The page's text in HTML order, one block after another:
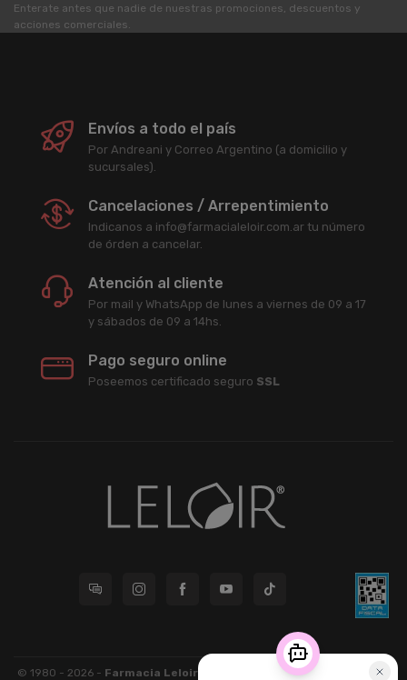
Enterate antes que nadie de nuestras promociones, descuentos y
acciones comerciales.
Envíos a todo el país
Por Andreani y Correo Argentino (a domicilio y
sucursales).
Cancelaciones / Arrepentimiento
Indicanos a info@farmacialeloir.com.ar tu número
de órden a cancelar.
Atención al cliente
Por mail y WhatsApp de lunes a viernes de 09 a 17
y sábados de 09 a 14hs.
Pago seguro online
Poseemos certificado seguro SSL
© 1980 - 2026 - Farmacia Leloir S.R.L. | CUIT 33609220789 - Larrea